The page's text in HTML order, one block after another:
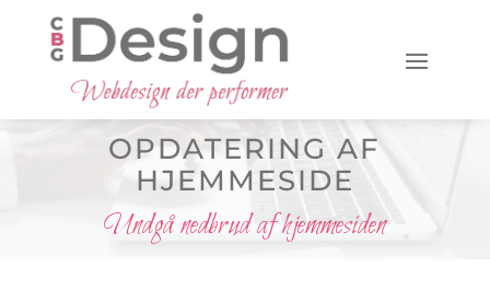
OPDATERING AF
HJEMMESIDE
Undgå nedbrud af hjemmesiden